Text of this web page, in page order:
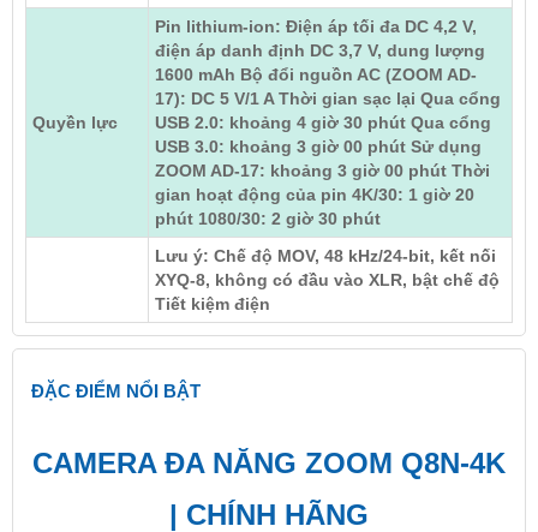
Quyền lực
Pin lithium-ion: Điện áp tối đa DC 4,2 V,
điện áp danh định DC 3,7 V, dung lượng
1600 mAh Bộ đổi nguồn AC (ZOOM AD-
17): DC 5 V/1 A Thời gian sạc lại Qua cổng
USB 2.0: khoảng 4 giờ 30 phút Qua cổng
USB 3.0: khoảng 3 giờ 00 phút Sử dụng
ZOOM AD-17: khoảng 3 giờ 00 phút Thời
gian hoạt động của pin 4K/30: 1 giờ 20
phút 1080/30: 2 giờ 30 phút
Lưu ý: Chế độ MOV, 48 kHz/24-bit, kết nối
XYQ-8, không có đầu vào XLR, bật chế độ
Tiết kiệm điện
ĐẶC ĐIỂM NỔI BẬT
CAMERA ĐA NĂNG ZOOM Q8N-4K
| CHÍNH HÃNG